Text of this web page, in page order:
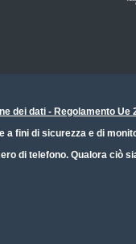
dei dati - Regolamento Ue
fini di sicurezza e di
di telefono. Qualora ciò